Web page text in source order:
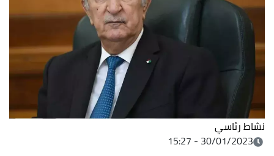
نشاط رئاسي
30/01/2023 - 15:27